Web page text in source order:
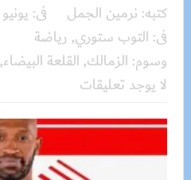
كتبه: نرمين الجمل فى: يونيو 28, 2025
فى: التوب ستوري, رياضة
وسوم: الزمالك, القلعة البيضاء,
لا يوجد تعليقات